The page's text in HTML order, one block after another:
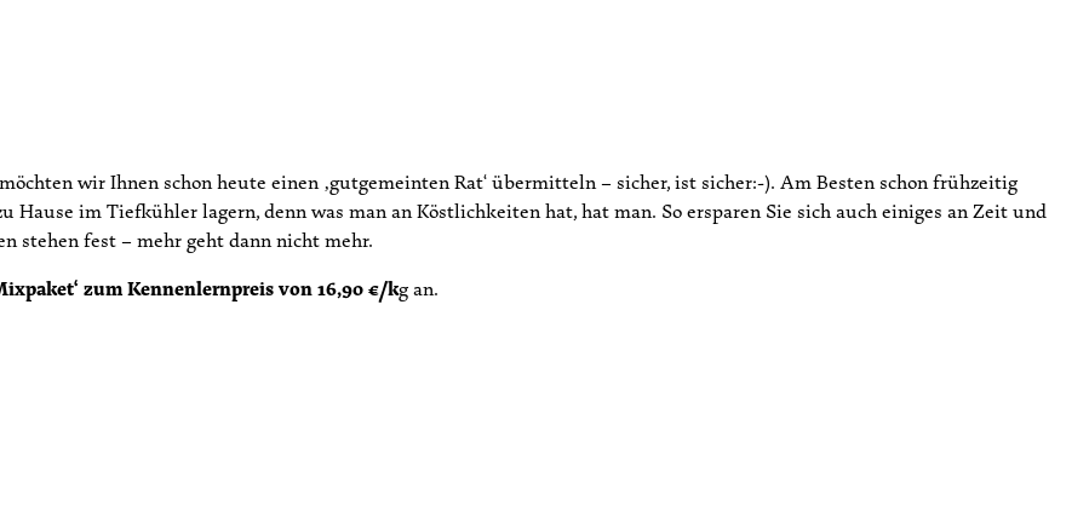
wir Ihnen schon heute einen ‚gutgemeinten Rat‘ übermitteln – sicher, ist sicher:-). Am Besten schon frühzeitig
im Tiefkühler lagern, denn was man an Köstlichkeiten hat, hat man. So ersparen Sie sich auch einiges an Zeit und
stehen fest – mehr geht dann nicht mehr.
zum Kennenlernpreis von 16,90 €/kg an.